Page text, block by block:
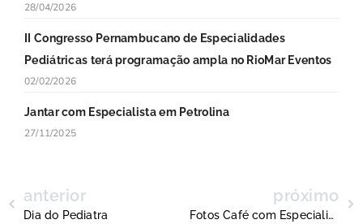
28/04/2026
II Congresso Pernambucano de Especialidades
Pediátricas terá programação ampla no RioMar Eventos
02/02/2026
Jantar com Especialista em Petrolina
27/11/2025
anterior
Dia do Pediatra
próximo
Fotos Café com Especialista